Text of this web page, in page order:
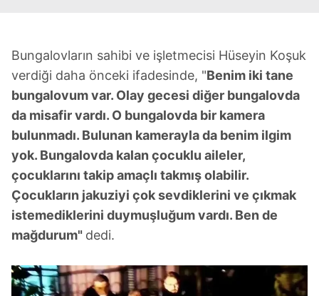
kullanılmaktadır. Diğer çerezler, sitemizin daha işlevsel
kılınması ve kişiselleştirilmesi ve sizlere yönelik
reklam/pazarlama faaliyetlerinin yapılması, amaçlarıyla
sınırlı olarak açık rızanız dahilinde kullanılacaktır.
Çerezlere ilişkin tercihlerinizi aşağıda yer alan panel
vasıtasıyla belirleyebilirsiniz. Çerezlere ilişkin detaylı bilgi
için Ayarlar butonuna tıklayabilir,Çerez Bilgilendirme
Metnimiziziyaret edebilirsiniz.
6698 sayılı Kişisel Verilerin Korunması Kanunu uyarınca
hazırlanmış Aydınlatma Metnimizi okumak ve sitemizde
almak için lütfentıklayınız.
Bungalovların sahibi ve işletmecisi Hüseyin Koşuk
verdiği daha önceki ifadesinde, "Benim iki tane
bungalovum var. Olay gecesi diğer bungalovda
da misafir vardı. O bungalovda bir kamera
bulunmadı. Bulunan kamerayla da benim ilgim
yok. Bungalovda kalan çocuklu aileler,
çocuklarını takip amaçlı takmış olabilir.
Çocukların jakuziyi çok sevdiklerini ve çıkmak
istemediklerini duymuşluğum vardı. Ben de
mağdurum" dedi.